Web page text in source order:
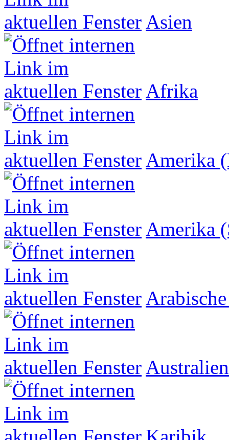
Asien
Afrika
Amerika
Amerika
Australien